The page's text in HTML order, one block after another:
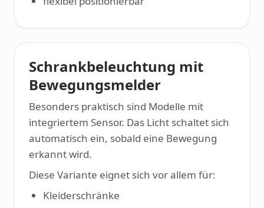
Schrankbeleuchtung mit
Bewegungsmelder
Besonders praktisch sind Modelle mit
integriertem Sensor. Das Licht schaltet sich
automatisch ein, sobald eine Bewegung
erkannt wird.
Diese Variante eignet sich vor allem für:
Kleiderschränke